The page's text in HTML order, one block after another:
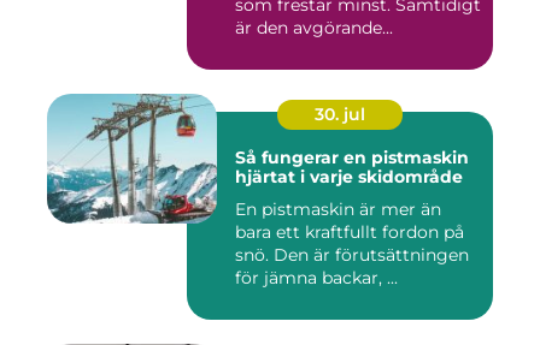
som frestar minst. Samtidigt
är den avgörande...
30. jul
Så fungerar en pistmaskin
hjärtat i varje skidområde
En pistmaskin är mer än
bara ett kraftfullt fordon på
snö. Den är förutsättningen
för jämna backar, ...